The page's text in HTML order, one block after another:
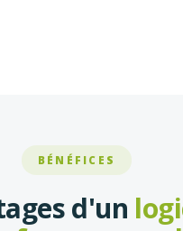
BÉNÉFICES
d'un